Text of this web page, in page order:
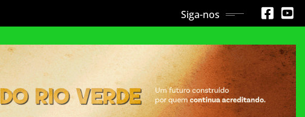
Siga-nos